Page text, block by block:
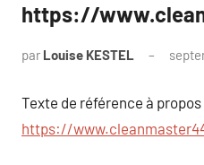
https://
par Louise KESTEL
Texte de référence à propos
https://